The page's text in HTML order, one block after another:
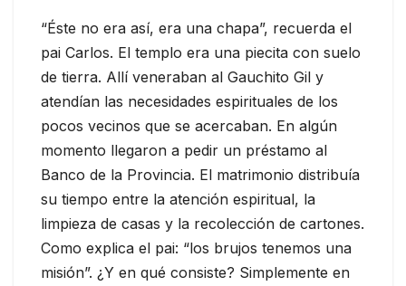
“Éste no era así, era una chapa”, recuerda el
pai Carlos. El templo era una piecita con suelo
de tierra. Allí veneraban al Gauchito Gil y
atendían las necesidades espirituales de los
pocos vecinos que se acercaban. En algún
momento llegaron a pedir un préstamo al
Banco de la Provincia. El matrimonio distribuía
su tiempo entre la atención espiritual, la
limpieza de casas y la recolección de cartones.
Como explica el pai: “los brujos tenemos una
misión”. ¿Y en qué consiste? Simplemente en